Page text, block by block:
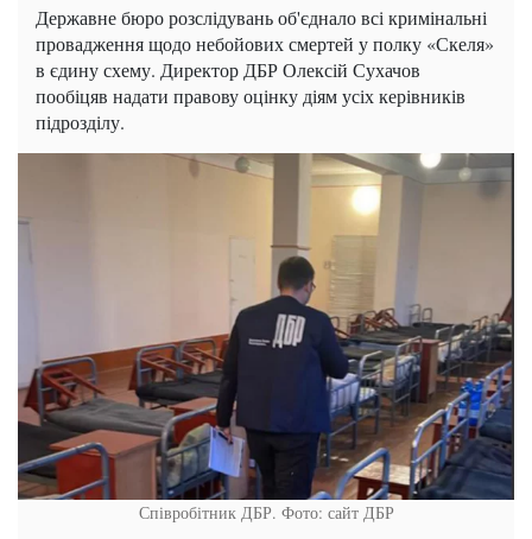
Державне бюро розслідувань об'єднало всі кримінальні
провадження щодо небойових смертей у полку «Скеля»
в єдину схему. Директор ДБР Олексій Сухачов
пообіцяв надати правову оцінку діям усіх керівників
підрозділу.
Співробітник ДБР. Фото: сайт ДБР